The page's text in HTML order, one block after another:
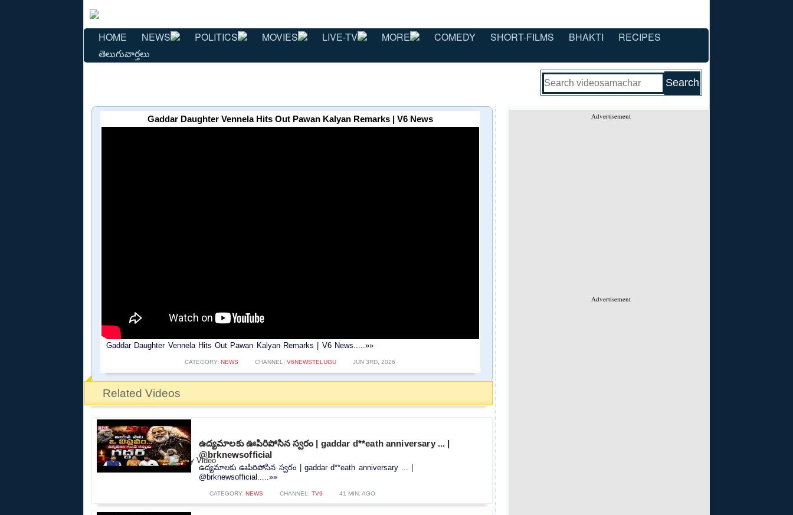
HOME NEWS POLITICS MOVIES LIVE-TV MORE COMEDY SHORT-FILMS BHAKTI
RECIPES
తెలుగువార్తలు
Advertisement
Advertisement
Gaddar Daughter Vennela Hits Out Pawan Kalyan Remarks | V6 News
Gaddar Daughter Vennela Hits Out Pawan Kalyan Remarks | V6 News.....»»
CATEGORY: NEWS CHANNEL:V6NEWSTELUGU JUN 3RD, 2026
Related Videos
ఉద్యమాలకు ఊపిరిపోసిన స్వరం | gaddar d**eath anniversary ... |
@brknewsofficial
ఉద్యమాలకు ఊపిరిపోసిన స్వరం | gaddar d**eath anniversary ... |
@brknewsofficial.....»»
CATEGORY: NEWS CHANNEL: TV9 41 MIN. AGO